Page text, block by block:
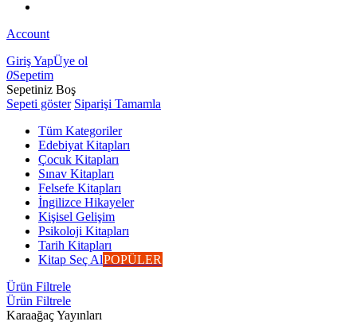
Account
Giriş YapÜye ol
0Sepetim
Sepetiniz Boş
Sepeti göster Siparişi Tamamla
Tüm Kategoriler
Edebiyat Kitapları
Çocuk Kitapları
Sınav Kitapları
Felsefe Kitapları
İngilizce Hikayeler
Kişisel Gelişim
Psikoloji Kitapları
Tarih Kitapları
Kitap Seç AlPOPÜLER
Ürün Filtrele
Ürün Filtrele
Karaağaç Yayınları